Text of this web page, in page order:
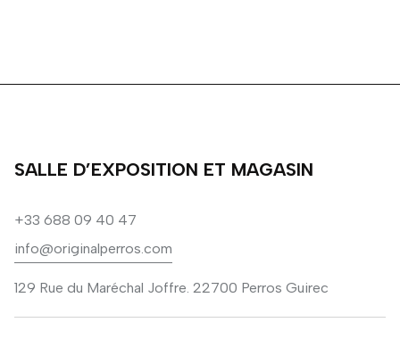
SALLE D’EXPOSITION ET MAGASIN
+33 688 09 40 47
info@originalperros.com
129 Rue du Maréchal Joffre. 22700 Perros Guirec